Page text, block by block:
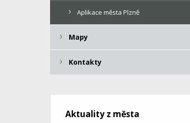
Aplikace města Plzně
Mapy
Kontakty
Aktuality z města